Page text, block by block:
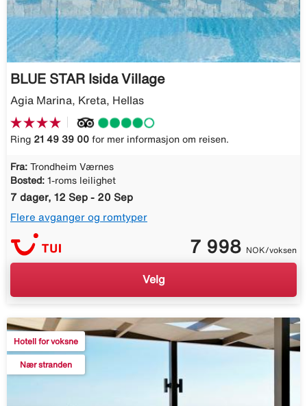
BLUE STAR Isida Village
Agia Marina, Kreta, Hellas
Ring 21 49 39 00 for mer informasjon om reisen.
Fra: Trondheim Værnes
Bosted: 1-roms leilighet
7 dager, 12 Sep - 20 Sep
Flere avganger og romtyper
7 998 NOK/voksen
Velg
Hotell for voksne
Nær stranden